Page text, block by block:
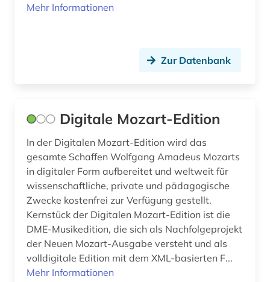
Mehr Informationen
Zur Datenbank
Digitale Mozart-Edition
In der Digitalen Mozart-Edition wird das
gesamte Schaffen Wolfgang Amadeus Mozarts
in digitaler Form aufbereitet und weltweit für
wissenschaftliche, private und pädagogische
Zwecke kostenfrei zur Verfügung gestellt.
Kernstück der Digitalen Mozart-Edition ist die
DME-Musikedition, die sich als Nachfolgeprojekt
der Neuen Mozart-Ausgabe versteht und als
volldigitale Edition mit dem XML-basierten F...
Mehr Informationen